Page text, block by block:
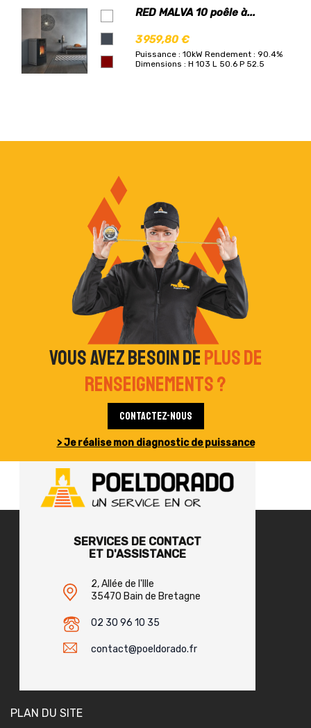
RED MALVA 10 poêle à...
3 959,80 €
Puissance : 10kW Rendement : 90.4%
Dimensions : H 103 L 50.6 P 52.5
Vous avez besoin deplus de
renseignements ?
Contactez-nous
> Je réalise mon diagnostic de puissance
SERVICES DE CONTACT
ET D'ASSISTANCE
2, Allée de l'Ille
35470 Bain de Bretagne
02 30 96 10 35
contact@poeldorado.fr
PLAN DU SITE